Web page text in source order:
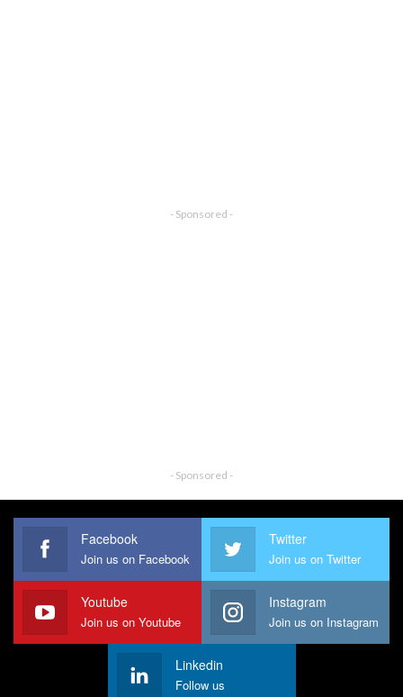
- Sponsored -
- Sponsored -
Facebook
Join us on Facebook
Twitter
Join us on Twitter
Youtube
Join us on Youtube
Instagram
Join us on Instagram
Linkedin
Follow us